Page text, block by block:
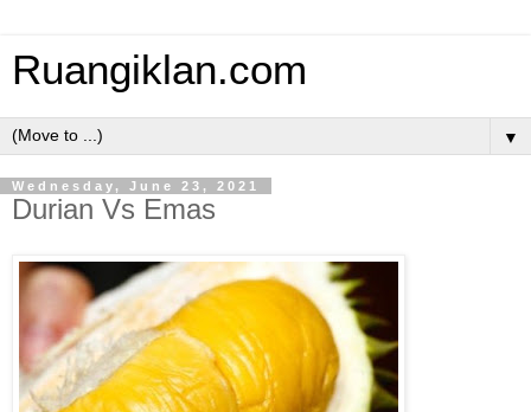
Ruangiklan.com
▼
Wednesday, June 23, 2021
Durian Vs Emas